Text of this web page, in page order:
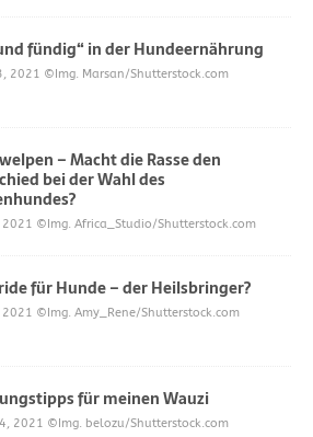
fündig“ in der Hundeernährung
2021 ©Img. Marsan/Shutterstock.com
– Macht die Rasse den
bei der Wahl des
©Img. Africa_Studio/Shutterstock.com
für Hunde – der Heilsbringer?
©Img. Amy_Rene/Shutterstock.com
für meinen Wauzi
2021 ©Img. belozu/Shutterstock.com